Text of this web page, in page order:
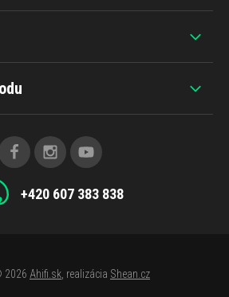
+420 607 383 838
2026 Ahifi.sk , realizácia Shean.cz